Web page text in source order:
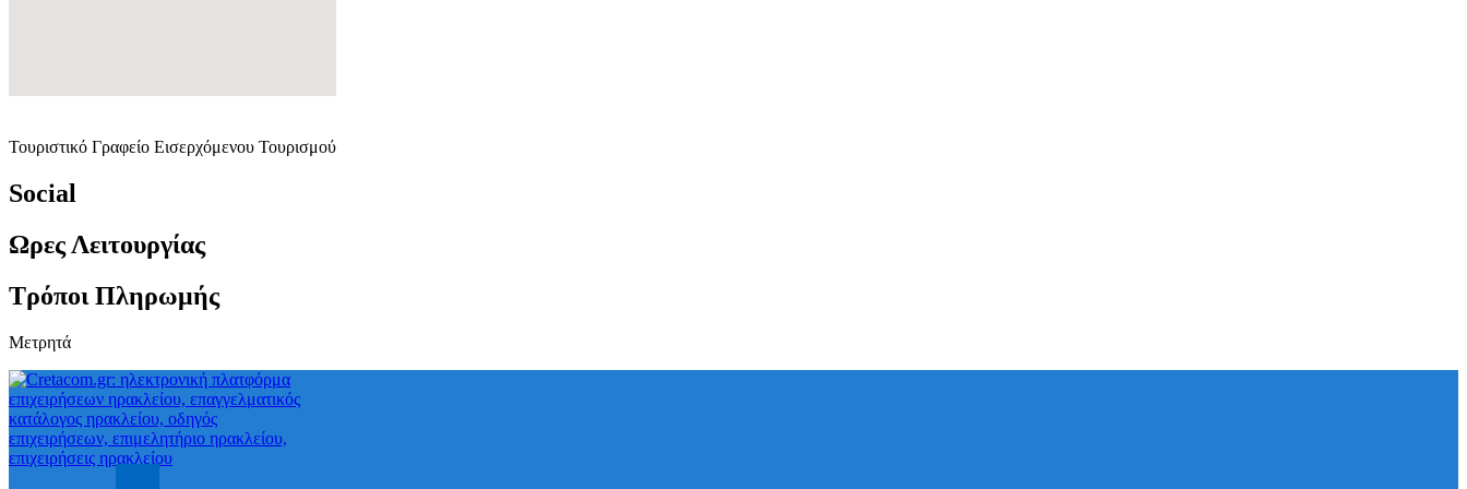
Τουριστικό Γραφείο Εισερχόμενου Τουρισμού
Social
Ωρες Λειτουργίας
Τρόποι Πληρωμής
Μετρητά